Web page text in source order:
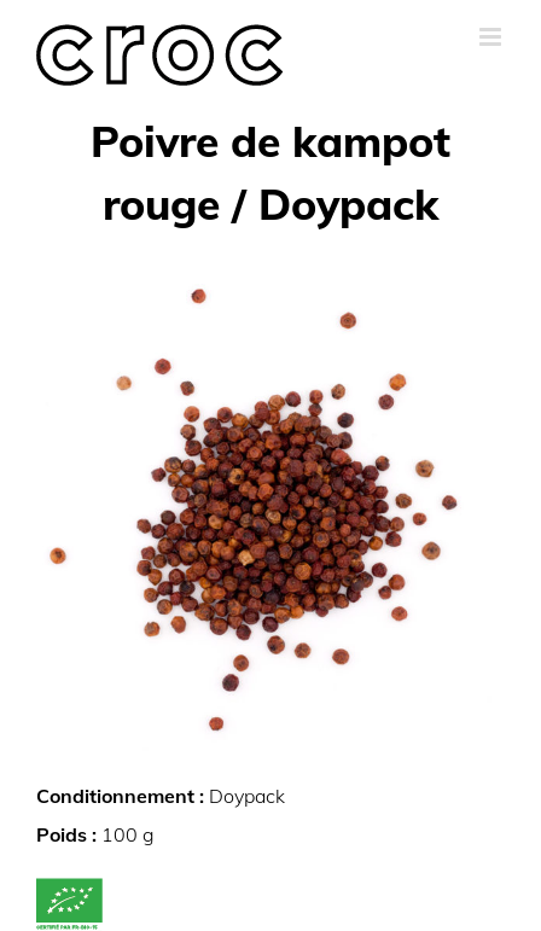
Poivre de kampot
rouge / Doypack
Conditionnement : Doypack
Poids : 100 g